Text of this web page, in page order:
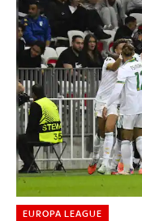
EUROPA LEAGUE